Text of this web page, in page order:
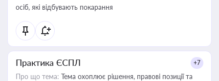
осіб, які відбувають покарання
Практика ЄСПЛ +7
Про що тема: Тема охоплює рішення, правові позиції та